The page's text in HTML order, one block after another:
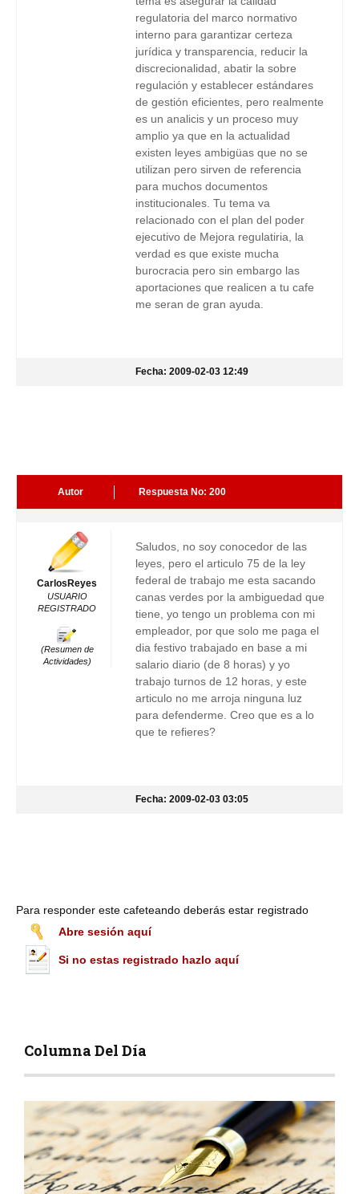
regulatoria del marco normativo
interno para garantizar certeza
jurídica y transparencia, reducir la
discrecionalidad, abatir la sobre
regulación y establecer estándares
de gestión eficientes, pero realmente
es un analicis y un proceso muy
amplio ya que en la actualidad
existen leyes ambigüas que no se
utilizan pero sirven de referencia
para muchos documentos
institucionales. Tu tema va
relacionado con el plan del poder
ejecutivo de Mejora regulatiria, la
verdad es que existe mucha
burocracia pero sin embargo las
aportaciones que realicen a tu cafe
me seran de gran ayuda.
Fecha: 2009-02-03 12:49
Autor Respuesta No: 200
CarlosReyes
USUARIO
REGISTRADO
(Resumen de
Actividades)
Saludos, no soy conocedor de las
leyes, pero el articulo 75 de la ley
federal de trabajo me esta sacando
canas verdes por la ambiguedad que
tiene, yo tengo un problema con mi
empleador, por que solo me paga el
dia festivo trabajado en base a mi
salario diario (de 8 horas) y yo
trabajo turnos de 12 horas, y este
articulo no me arroja ninguna luz
para defenderme. Creo que es a lo
que te refieres?
Fecha: 2009-02-03 03:05
Para responder este cafeteando deberás estar registrado
Abre sesión aquí
Si no estas registrado hazlo aquí
Columna Del Día